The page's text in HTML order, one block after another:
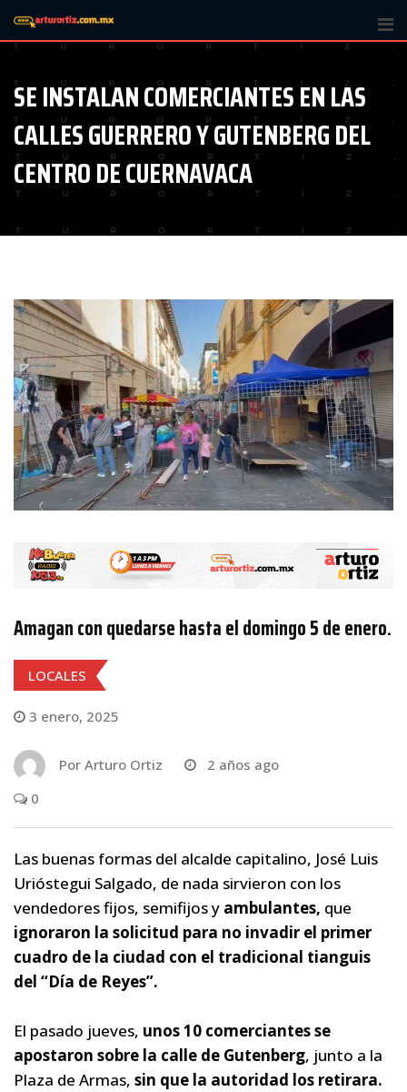
content
SE INSTALAN COMERCIANTES EN LAS
CALLES GUERRERO Y GUTENBERG DEL
CENTRO DE CUERNAVACA
Amagan con quedarse hasta el domingo 5 de enero.
LOCALES
3 enero, 2025
Por Arturo Ortiz
2 años ago
0
Las buenas formas del alcalde capitalino, José Luis
Urióstegui Salgado, de nada sirvieron con los
vendedores fijos, semifijos y ambulantes, que
ignoraron la solicitud para no invadir el primer
cuadro de la ciudad con el tradicional tianguis
del “Día de Reyes”.
El pasado jueves, unos 10 comerciantes se
apostaron sobre la calle de Gutenberg, junto a la
Plaza de Armas, sin que la autoridad los retirara.